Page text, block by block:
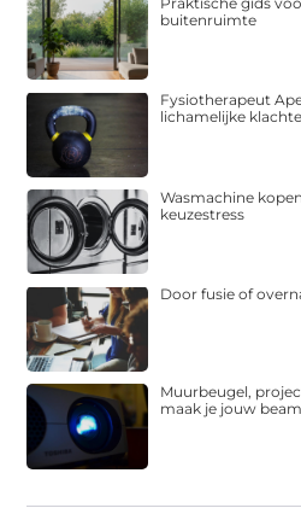
buitenruimte
Fysiotherapeut
lichamelijke
Wasmachine
keuzestress
Door fusie of
Muurbeugel,
maak je jouw